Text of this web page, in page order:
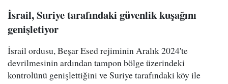
İsrail, Suriye tarafındaki güvenlik kuşağını
genişletiyor
İsrail ordusu, Beşar Esed rejiminin Aralık 2024'te
devrilmesinin ardından tampon bölge üzerindeki
kontrolünü genişlettiğini ve Suriye tarafındaki köy ile